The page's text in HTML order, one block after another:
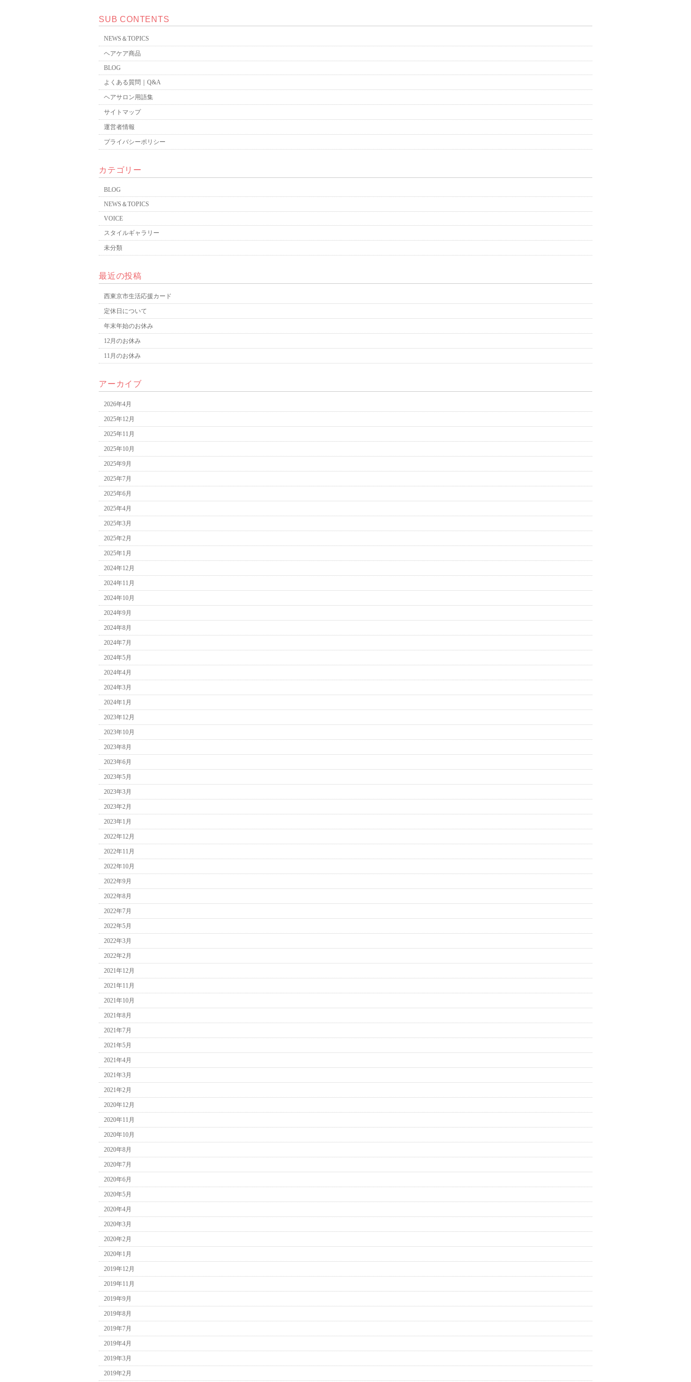
SUB CONTENTS
NEWS＆TOPICS
ヘアケア商品
BLOG
よくある質問｜Q&A
ヘアサロン用語集
サイトマップ
運営者情報
プライバシーポリシー
カテゴリー
BLOG
NEWS＆TOPICS
VOICE
スタイルギャラリー
未分類
最近の投稿
西東京市生活応援カード
定休日について
年末年始のお休み
12月のお休み
11月のお休み
アーカイブ
2026年4月
2025年12月
2025年11月
2025年10月
2025年9月
2025年7月
2025年6月
2025年4月
2025年3月
2025年2月
2025年1月
2024年12月
2024年11月
2024年10月
2024年9月
2024年8月
2024年7月
2024年5月
2024年4月
2024年3月
2024年1月
2023年12月
2023年10月
2023年8月
2023年6月
2023年5月
2023年3月
2023年2月
2023年1月
2022年12月
2022年11月
2022年10月
2022年9月
2022年8月
2022年7月
2022年5月
2022年3月
2022年2月
2021年12月
2021年11月
2021年10月
2021年8月
2021年7月
2021年5月
2021年4月
2021年3月
2021年2月
2020年12月
2020年11月
2020年10月
2020年8月
2020年7月
2020年6月
2020年5月
2020年4月
2020年3月
2020年2月
2020年1月
2019年12月
2019年11月
2019年9月
2019年8月
2019年7月
2019年4月
2019年3月
2019年2月